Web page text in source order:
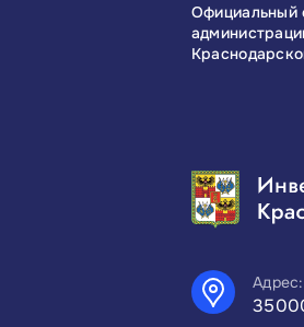
Официальный
Адрес: